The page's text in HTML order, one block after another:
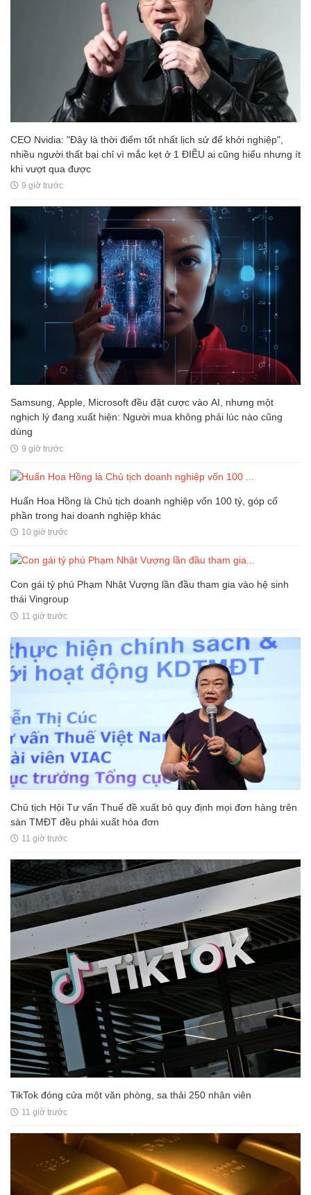
CEO Nvidia: "Đây là thời điểm tốt nhất lịch sử để khởi nghiệp",
nhiều người thất bại chỉ vì mắc kẹt ở 1 ĐIỀU ai cũng hiểu nhưng ít
khi vượt qua được
9 giờ trước
Samsung, Apple, Microsoft đều đặt cược vào AI, nhưng một
nghịch lý đang xuất hiện: Người mua không phải lúc nào cũng
dùng
9 giờ trước
Huấn Hoa Hồng là Chủ tịch doanh nghiệp vốn 100 tỷ, góp cổ
phần trong hai doanh nghiệp khác
10 giờ trước
Con gái tỷ phú Phạm Nhật Vượng lần đầu tham gia vào hệ sinh
thái Vingroup
11 giờ trước
Chủ tịch Hội Tư vấn Thuế đề xuất bỏ quy định mọi đơn hàng trên
sàn TMĐT đều phải xuất hóa đơn
11 giờ trước
TikTok đóng cửa một văn phòng, sa thải 250 nhân viên
11 giờ trước